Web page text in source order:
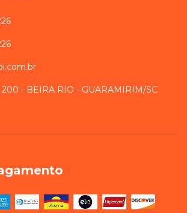
200 - BEIRA RIO - GUARAMIRIM/SC